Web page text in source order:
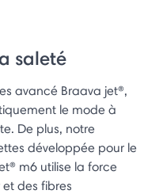
saleté
avancé Braava jet®,
le mode à
De plus, notre
développée pour le
m6 utilise la force
des fibres